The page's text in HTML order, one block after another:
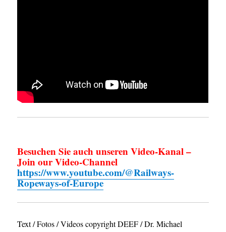
Besuchen Sie auch unseren Video-Kanal –
Join our Video-Channel
https://www.youtube.com/@Railways-
Ropeways-of-Europe
Text / Fotos / Videos copyright DEEF / Dr. Michael